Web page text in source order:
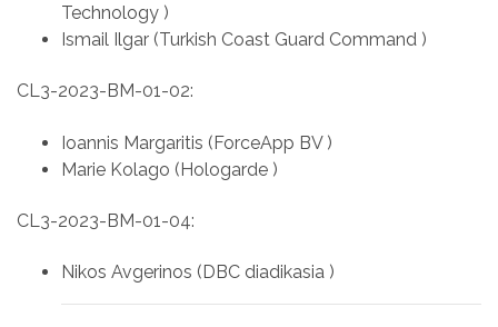
Technology )
Ismail Ilgar (Turkish Coast Guard Command )
CL3-2023-BM-01-02:
Ioannis Margaritis (ForceApp BV )
Marie Kolago (Hologarde )
CL3-2023-BM-01-04:
Nikos Avgerinos (DBC diadikasia )